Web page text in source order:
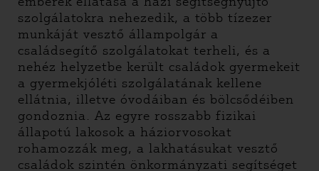
szolgálatokra nehezedik, a több tízezer
munkáját vesztő állampolgár a
családsegítő szolgálatokat terheli, és a
nehéz helyzetbe került családok gyermekeit
a gyermekjóléti szolgálatának kellene
ellátnia, illetve óvodáiban és bölcsődéiben
gondoznia. Az egyre rosszabb fizikai
állapotú lakosok a háziorvosokat
rohamozzák meg, a lakhatásukat vesztő
családok szintén önkormányzati segítséget